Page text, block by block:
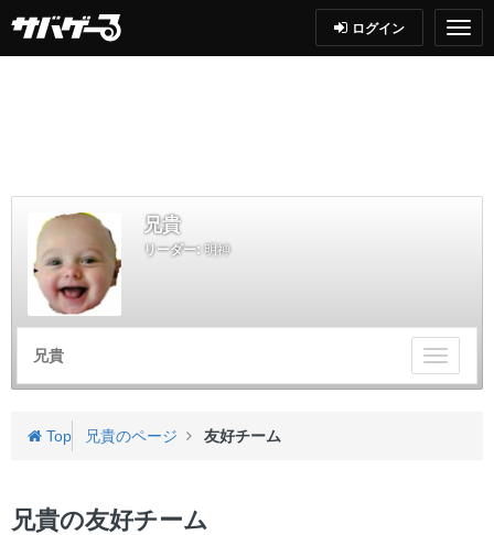
ログイン
兄貴
リーダー: 明神
チ
ー
兄貴
Top 兄貴のページ 友好チーム
兄貴の友好チーム